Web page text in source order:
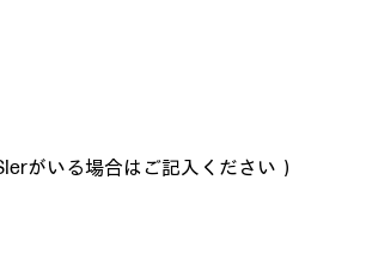
がいる場合はご記入ください）